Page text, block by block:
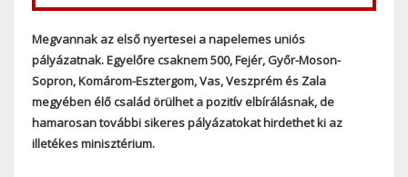
Megvannak az első nyertesei a napelemes uniós
pályázatnak. Egyelőre csaknem 500, Fejér, Győr-Moson-
Sopron, Komárom-Esztergom, Vas, Veszprém és Zala
megyében élő család örülhet a pozitív elbírálásnak, de
hamarosan további sikeres pályázatokat hirdethet ki az
illetékes minisztérium.